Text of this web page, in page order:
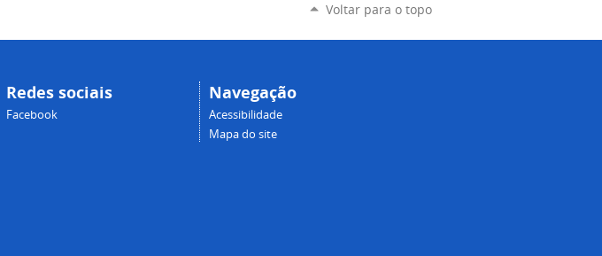
Voltar para o topo
Redes sociais
Facebook
Navegação
Acessibilidade
Mapa do site